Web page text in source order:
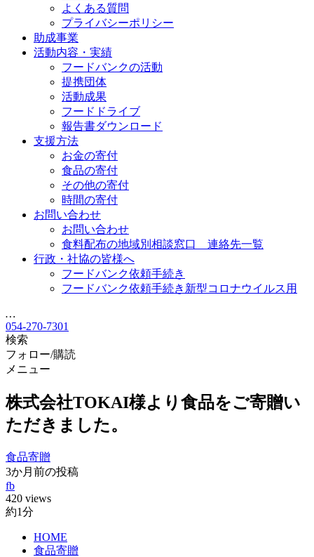
よくある質問
プライバシーポリシー
助成事業
活動内容・実績
フードバンクの活動
提携団体
活動成果
フードドライブ
報告書ダウンロード
支援方法
お金の寄付
食品の寄付
その他の寄付
時間の寄付
お問い合わせ
お問い合わせ
食料配布の地域別相談窓口 連絡先一覧
行政・社協の皆様へ
フードバンク依頼手続き
フードバンク依頼手続き新型コロナウイルス用
…
054-270-7301
検索
フォロー/購読
メニュー
株式会社TOKAI様より食品をご寄贈い
ただきました。
食品寄贈
3か月前の投稿
fb
420 views
約1分
HOME
食品寄贈